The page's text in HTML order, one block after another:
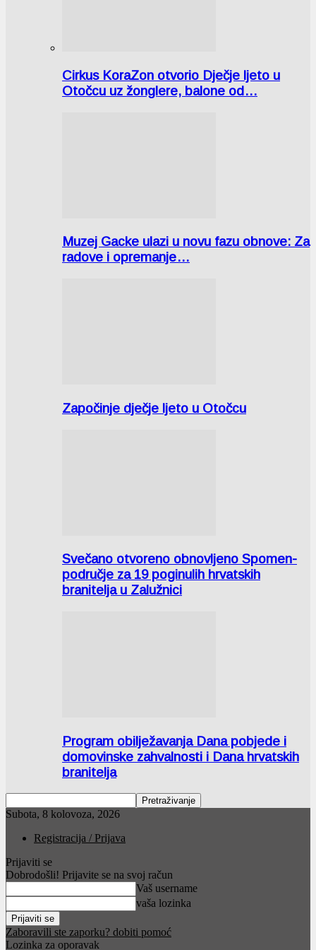
Cirkus KoraZon otvorio Dječje ljeto u
Otočcu uz žonglere, balone od…
Muzej Gacke ulazi u novu fazu obnove: Za
radove i opremanje…
Započinje dječje ljeto u Otočcu
Svečano otvoreno obnovljeno Spomen-
područje za 19 poginulih hrvatskih
branitelja u Zalužnici
Program obilježavanja Dana pobjede i
domovinske zahvalnosti i Dana hrvatskih
branitelja
Subota, 8 kolovoza, 2026
Registracija / Prijava
Prijaviti se
Dobrodošli! Prijavite se na svoj račun
Vaš username
vaša lozinka
Zaboravili ste zaporku? dobiti pomoć
Lozinka za oporavak